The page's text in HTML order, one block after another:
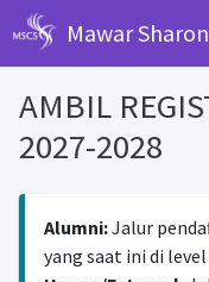
Mawar
AMBIL
2027-2028
Alumni:Jalur
yang saat ini di level